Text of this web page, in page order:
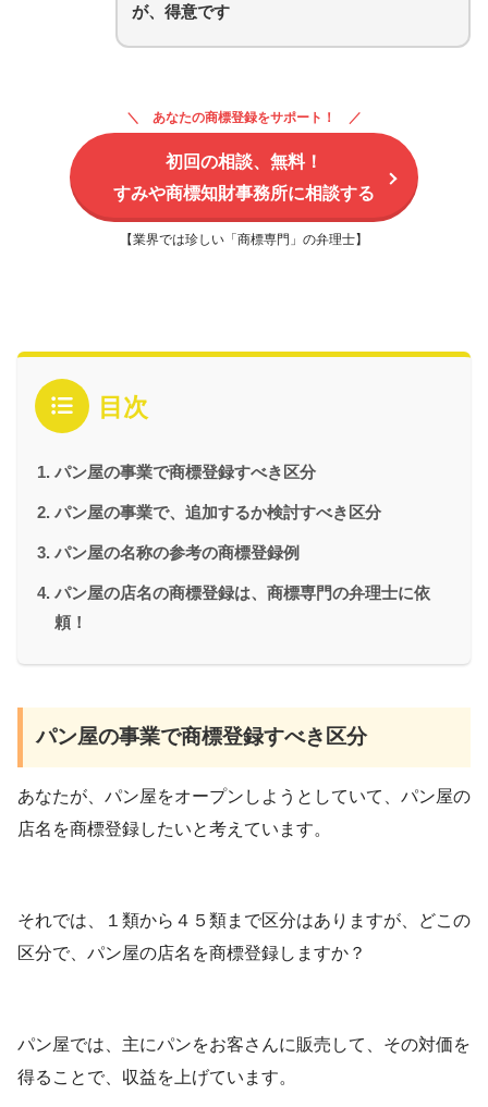
が、得意です
あなたの商標登録をサポート！
初回の相談、無料！
すみや商標知財事務所に相談する
【業界では珍しい「商標専門」の弁理士】
目次
パン屋の事業で商標登録すべき区分
パン屋の事業で、追加するか検討すべき区分
パン屋の名称の参考の商標登録例
パン屋の店名の商標登録は、商標専門の弁理士に依
頼！
パン屋の事業で商標登録すべき区分
あなたが、パン屋をオープンしようとしていて、パン屋の
店名を商標登録したいと考えています。
それでは、１類から４５類まで区分はありますが、どこの
区分で、パン屋の店名を商標登録しますか？
パン屋では、主にパンをお客さんに販売して、その対価を
得ることで、収益を上げています。